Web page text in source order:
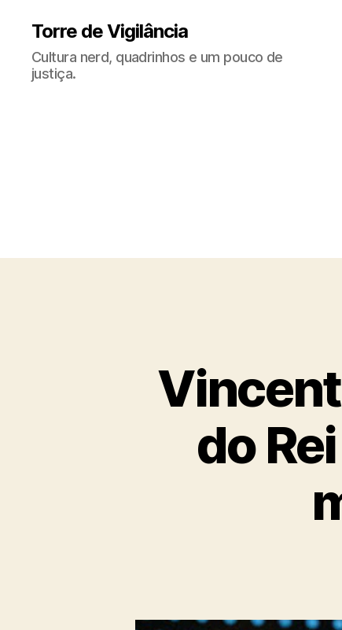
Torre de Vigilância
Cultura nerd, quadrinhos e um pouco de
justiça.
do